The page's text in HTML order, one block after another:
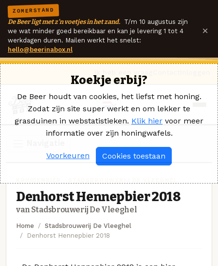
ZOMERSTAND
De Beer ligt met z'n voetjes in het zand. T/m 10 augustus zijn
we wat minder goed bereikbaar en kan je levering 1 tot 4
werkdagen duren. Mailen werkt het snelst:
hello@beerinabox.nl
×
Denhorst Hennepbier 2018
van Stadsbrouwerij De Vleeghel
Home
Stadsbrouwerij De Vleeghel
Denhorst Hennepbier 2018
Koekje erbij?
De Beer houdt van cookies, het liefst met honing.
Zodat zijn site super werkt en om lekker te
grasduinen in webstatistieken. Klik hier voor meer
informatie over zijn honingwafels.
Voorkeuren Cookies toestaan